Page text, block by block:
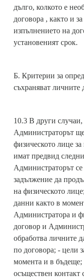
дълго, колкото е
договора , както и
изпълнението на
установеният срок.
Б. Критерии за
съхраняват личните
10.3 В други
Администраторът
физическото лице
имат предвид
Администраторът се
задължение да
на физическото
данни както в
Администратора и
договор и
обработва личните
по договора; - цели
момента и в бъдеще;
осъществен контакт